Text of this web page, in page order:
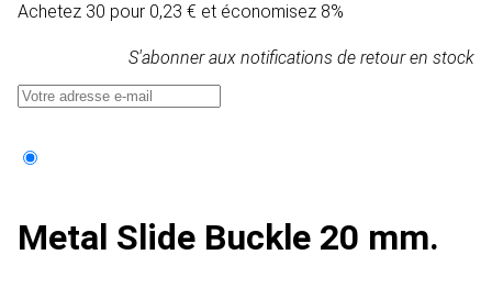
Achetez 30 pour 0,23 € et économisez 8%
S'abonner aux notifications de retour en stock
Metal Slide Buckle 20 mm.